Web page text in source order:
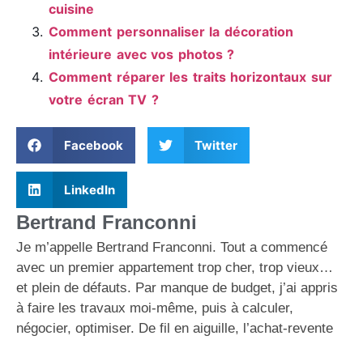
cuisine
Comment personnaliser la décoration
intérieure avec vos photos ?
Comment réparer les traits horizontaux sur
votre écran TV ?
Facebook Twitter
LinkedIn
Bertrand Franconni
Je m’appelle Bertrand Franconni. Tout a commencé
avec un premier appartement trop cher, trop vieux…
et plein de défauts. Par manque de budget, j’ai appris
à faire les travaux moi-même, puis à calculer,
négocier, optimiser. De fil en aiguille, l’achat-revente